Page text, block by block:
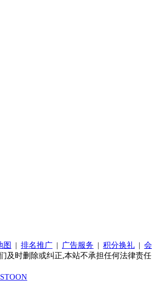
图 | 排名推广 | 广告服务 | 积分换礼 |
及时删除或纠正,本站不承担任何法律责